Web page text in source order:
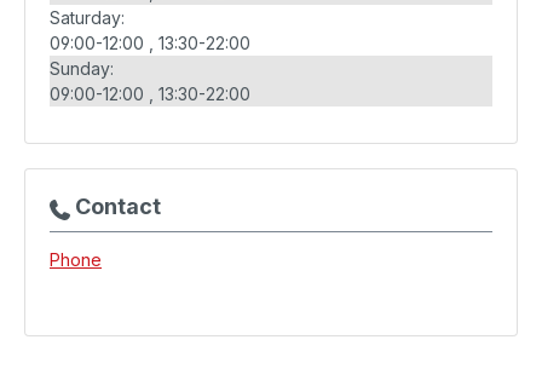
Saturday:
09:00-12:00
13:30-22:00
Sunday:
09:00-12:00
13:30-22:00
Contact
Phone